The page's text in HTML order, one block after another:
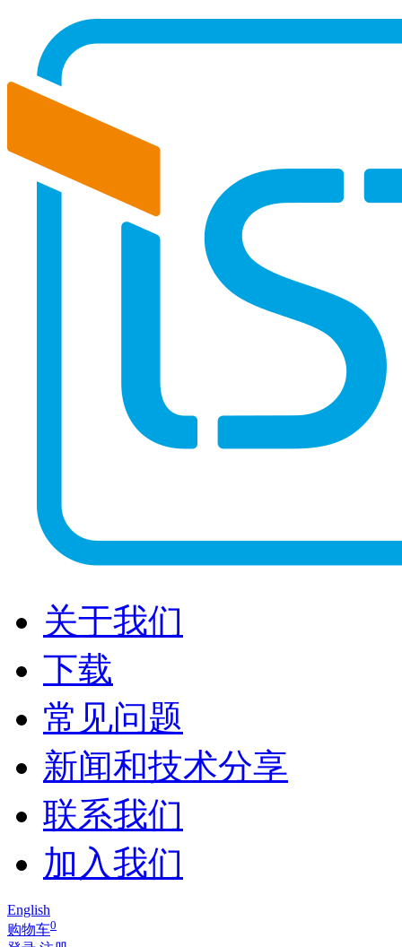
关于我们
下载
常见问题
新闻和技术分享
联系我们
加入我们
English
购物车0